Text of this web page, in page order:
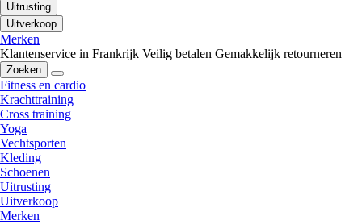
Uitrusting
Uitverkoop
Merken
Klantenservice in Frankrijk Veilig betalen Gemakkelijk retourneren
Zoeken
Fitness en cardio
Krachttraining
Cross training
Yoga
Vechtsporten
Kleding
Schoenen
Uitrusting
Uitverkoop
Merken